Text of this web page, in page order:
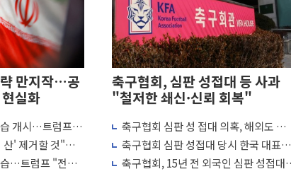
만지작…공
실화
개시…트럼프
산' 제거할 것"…
공습
…트럼프 "전쟁
축구협회, 심판 성접대 등 사과
"철저한 쇄신·신뢰 회복"
축구협회 심판 성 접대 의혹, 해외도 관심
↑…감독 선임 과정 수사까지 외신 주목
축구협회 심판 성접대 당시 한국 대표팀
7경기 무패 행진
축구협회, 15년 전 외국인 심판 성접대
청래 43.27% 송영길 11.63%
청래 39.89% 송영길 7.47%